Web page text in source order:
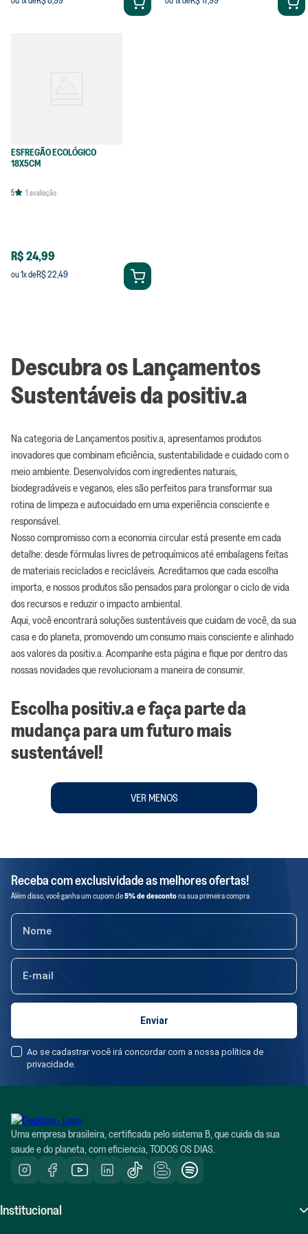
ESFREGÃO ECOLÓGICO
18X5CM
5 1 avaliação
R$ 24,99
ou1x deR$ 22,49
Descubra os Lançamentos
Sustentáveis da positiv.a
Na categoria de Lançamentos positiv.a, apresentamos produtos
inovadores que combinam eficiência, sustentabilidade e cuidado com o
meio ambiente. Desenvolvidos com ingredientes naturais,
biodegradáveis e veganos, eles são perfeitos para transformar sua
rotina de limpeza e autocuidado em uma experiência consciente e
responsável.
Nosso compromisso com a economia circular está presente em cada
detalhe: desde fórmulas livres de petroquímicos até embalagens feitas
de materiais reciclados e recicláveis. Acreditamos que cada escolha
importa, e nossos produtos são pensados para prolongar o ciclo de vida
dos recursos e reduzir o impacto ambiental.
Aqui, você encontrará soluções sustentáveis que cuidam de você, da sua
casa e do planeta, promovendo um consumo mais consciente e alinhado
aos valores da positiv.a. Acompanhe esta página e fique por dentro das
nossas novidades que revolucionam a maneira de consumir.
Escolha positiv.a e faça parte da
mudança para um futuro mais
sustentável!
VER MENOS
Receba com exclusividade as melhores ofertas!
Além disso, você ganha um cupom de5% de descontona sua primeira compra
Ao se cadastrar você irá concordar com a nossa política de
privacidade.
Uma empresa brasileira, certificada pelo sistema B, que cuida da sua
saude e do planeta, com eficiencia, TODOS OS DIAS.
Institucional